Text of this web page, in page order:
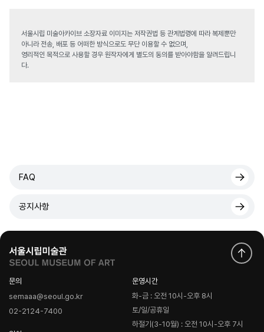
서울시립 미술아카이브 소장자료 이미지는 저작권법 등 관계법령에 따라 복제뿐만
아니라 전송, 배포 등 어떠한 방식으로도 무단 이용할 수 없으며,
영리적인 목적으로 사용할 경우 원작자에게 별도의 동의를 받아야함을 알려드립니
다.
FAQ
공지사항
문의
semaaa@seoul.go.kr
02-2124-7400
운영시간
화-금 : 오전 10시-오후 8시
토/일/공휴일
하절기(3-10월) : 오전 10시-오후 7시